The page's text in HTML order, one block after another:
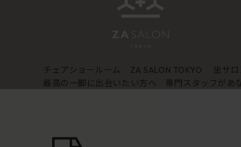
チェアショールーム ZA SALON TOKYO
坐サロ
最高の一脚に出会いたい方へ 専門スタッフがあ